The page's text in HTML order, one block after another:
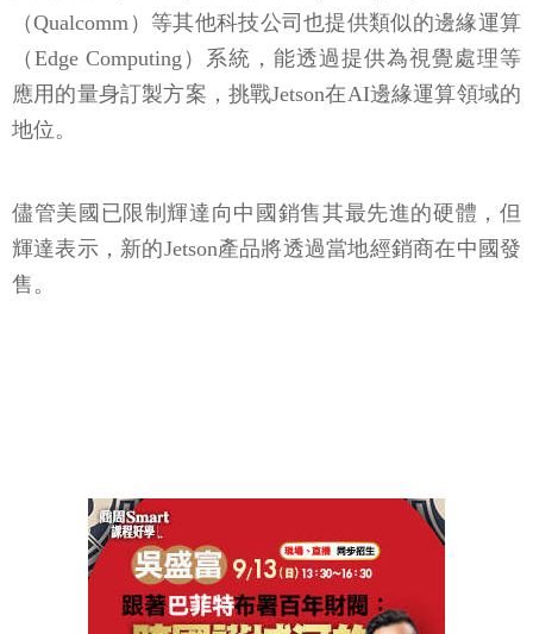
（Qualcomm）等其他科技公司也提供類似的邊緣運算
（Edge Computing）系統，能透過提供為視覺處理等
應用的量身訂製方案，挑戰Jetson在AI邊緣運算領域的
地位。
儘管美國已限制輝達向中國銷售其最先進的硬體，但
輝達表示，新的Jetson產品將透過當地經銷商在中國發
售。